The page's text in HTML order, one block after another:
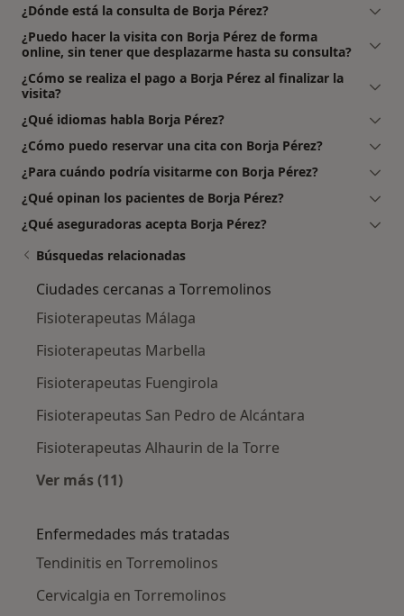
¿Dónde está la consulta de Borja Pérez?
¿Puedo hacer la visita con Borja Pérez de forma
online, sin tener que desplazarme hasta su consulta?
¿Cómo se realiza el pago a Borja Pérez al finalizar la
visita?
¿Qué idiomas habla Borja Pérez?
¿Cómo puedo reservar una cita con Borja Pérez?
¿Para cuándo podría visitarme con Borja Pérez?
¿Qué opinan los pacientes de Borja Pérez?
¿Qué aseguradoras acepta Borja Pérez?
Búsquedas relacionadas
Ciudades cercanas a Torremolinos
Fisioterapeutas Málaga
Fisioterapeutas Marbella
Fisioterapeutas Fuengirola
Fisioterapeutas San Pedro de Alcántara
Fisioterapeutas Alhaurin de la Torre
Ver más (11)
Enfermedades más tratadas
Tendinitis en Torremolinos
Cervicalgia en Torremolinos